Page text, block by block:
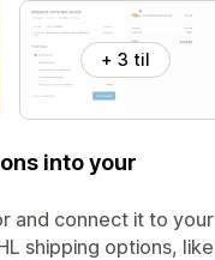
+ 3 til
into your
and connect it to your
shipping options, like